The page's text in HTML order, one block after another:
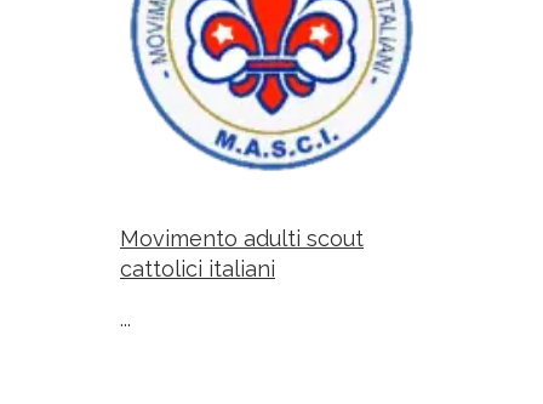
Movimento adulti scout
cattolici italiani
...